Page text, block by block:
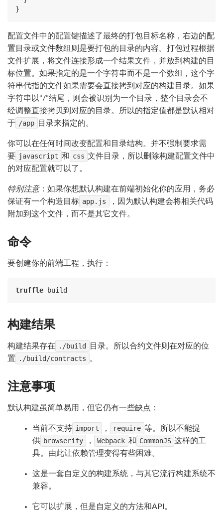
配置文件中的配置键描述了最终的打包目标名称，右边的配
置目录或文件数组则是要打包的目录的内容。打包过程根据
文件扩展，将文件连接形成一个结果文件，并放到构建的目
标位置。如果指定的是一个字符串而不是一个数组，这个字
符串代指的文件如果需要会直接拷到对应的构建目录。如果
字符串以“/”结尾，则会被识别为一个目录，整个目录会不
经调整直接拷贝到对应的目录。所以的指定值都是默认相对
于 /app 目录来指定的。
你可以在任何时间改变配置和目录结构。并不强制要求需
要 javascript 和 css 文件目录，所以删除构建配置文件中
的对应配置就可以了。
特别注意：如果你想默认构建在前端初始化你的应用，务必
保证有一个构造目标 app.js
，因为默认构建会将相关代码
附加到这个文件，而不是其它文件。
命令
要创建你的前端工程，执行：
truffle
构建结果
构建结果存在 ./build
目录。所以合约文件则在对应的位
置
./build/contracts 。
注意事项
默认构建虽简单易用，但它仍有一些缺点：
当前不支持 import ， require 等。所以不能提
供 browserify ， Webpack 和 CommonJS 这样的工
具。由此让依赖管理变得有些困难。
这是一套自定义的构建系统，与其它流行构建系统不
兼容。
它可以扩展，但是自定义的方法和API。